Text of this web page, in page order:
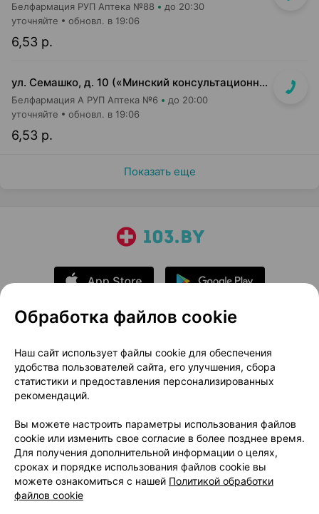
Белфармация РУП Аптека №88 до 20:30
6,53 р.
уточняйте обновл. в 19:06
ул. Семашко, д. 10 («Минский консультационно-диагностический центр»)
Белфармация А РУП Аптека №6 до 20:00
6,53 р.
уточняйте обновл. в 19:06
Показать еще
О проекте
Новости проекта
Размещение рекламы
Медицинский маркетинг
Публичный договор
Доставка
Способы оплаты
Вакансии
Партнеры
Написать руководителю 103.by
Написать в поддержку
Персональные настройки Cookie
Обработка файлов cookie
Наш сайт использует файлы cookie для обеспечения
удобства пользователей сайта, его улучшения, сбора
статистики и предоставления персонализированных
рекомендаций.
Вы можете настроить параметры использования файлов
cookie или изменить свое согласие в более позднее время.
Для получения дополнительной информации о целях,
сроках и порядке использования файлов cookie вы
можете ознакомиться с нашей Политикой обработки
файлов cookie